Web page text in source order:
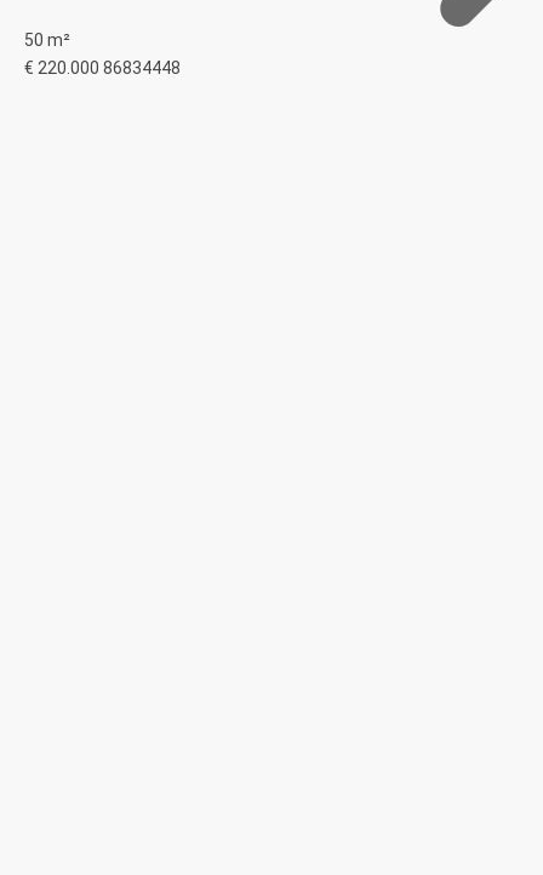
50 m²
€ 220.000 86834448